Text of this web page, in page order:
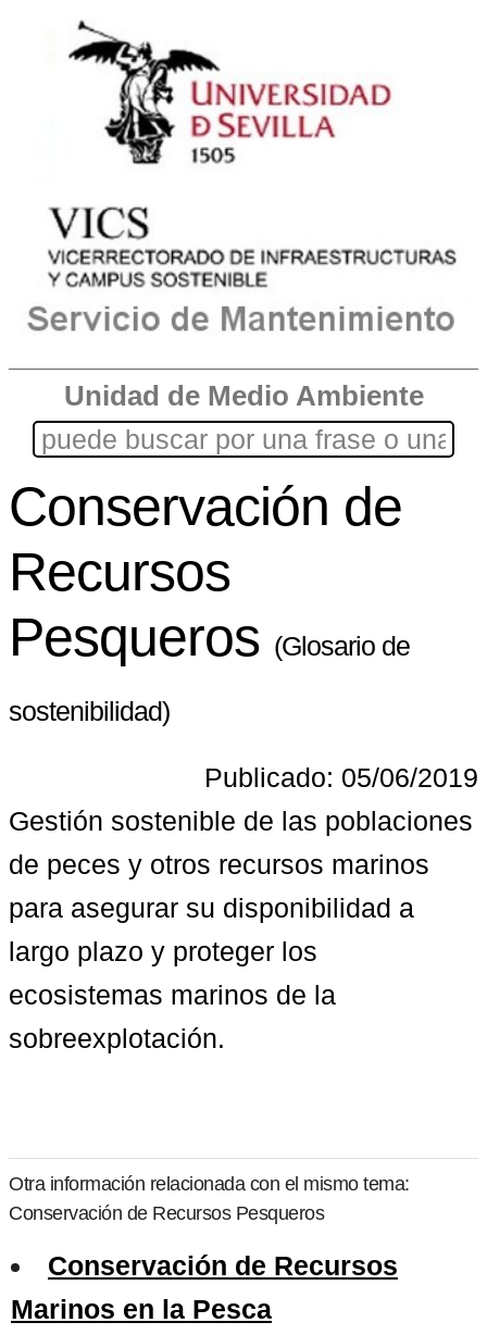
Unidad de Medio Ambiente
Conservación de
Recursos
Pesqueros (Glosario de
sostenibilidad)
Publicado: 05/06/2019
Gestión sostenible de las poblaciones
de peces y otros recursos marinos
para asegurar su disponibilidad a
largo plazo y proteger los
ecosistemas marinos de la
sobreexplotación.
Otra información relacionada con el mismo tema:
Conservación de Recursos Pesqueros
Conservación de Recursos
Marinos en la Pesca